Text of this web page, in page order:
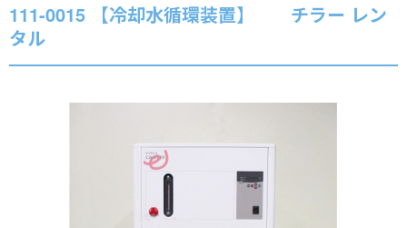
111-0015 【冷却水循環装置】 チラー レン
タル